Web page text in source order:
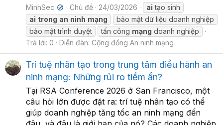
MinhSec ✔ Chủ đề 24/03/2026 ai tạo sinh
ai trong an ninh mạng
bảo mật dữ liệu doanh nghiệp
bảo mật trình duyệt
tấn công mạng doanh nghiệp
Trả lời: 0
Diễn đàn: Cộng đồng An ninh mạng
Trí tuệ nhân tạo trong trung tâm điều hành an
ninh mạng: Những rủi ro tiềm ẩn?
Tại RSA Conference 2026 ở San Francisco, một
câu hỏi lớn được đặt ra: trí tuệ nhân tạo có thể
giúp doanh nghiệp tăng tốc an ninh mạng đến